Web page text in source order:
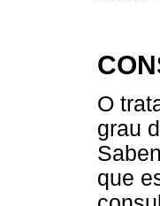
O
grau
que